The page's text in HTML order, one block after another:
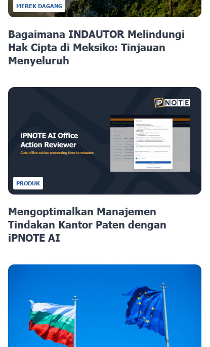
MEREK DAGANG
Bagaimana INDAUTOR Melindungi
Hak Cipta di Meksiko: Tinjauan
Menyeluruh
PRODUK
Mengoptimalkan Manajemen
Tindakan Kantor Paten dengan
iPNOTE AI